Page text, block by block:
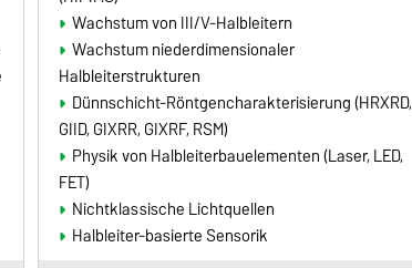
Wachstum von III/V-Halbleitern
Wachstum niederdimensionaler
Halbleiterstrukturen
Dünnschicht-Röntgencharakterisierung (HRXRD,
GIID, GIXRR, GIXRF, RSM)
Physik von Halbleiterbauelementen (Laser, LED,
FET)
Nichtklassische Lichtquellen
Halbleiter-basierte Sensorik